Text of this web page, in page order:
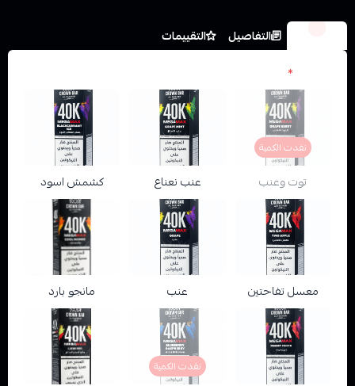
التفاصيل
التقييمات
*
نفدت الكمية
توت وعنب عنب نعناع كشمش اسود
معسل تفاحتين عنب مانجو بارد
نفدت الكمية